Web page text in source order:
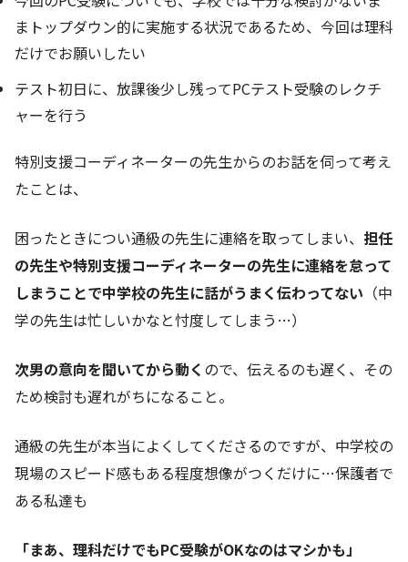
まトップダウン的に実施する状況であるため、今回は理科
だけでお願いしたい
テスト初日に、放課後少し残ってPCテスト受験のレクチ
ャーを行う
特別支援コーディネーターの先生からのお話を伺って考え
たことは、
困ったときについ通級の先生に連絡を取ってしまい、 担任
の先生や特別支援コーディネーターの先生に連絡を怠って
しまうことで中学校の先生に話がうまく伝わってない （中
学の先生は忙しいかなと忖度してしまう…）
次男の意向を聞いてから動く ので、伝えるのも遅く、その
ため検討も遅れがちになること。
通級の先生が本当によくしてくださるのですが、中学校の
現場のスピード感もある程度想像がつくだけに…保護者で
ある私達も
「まあ、理科だけでもPC受験がOKなのはマシかも」